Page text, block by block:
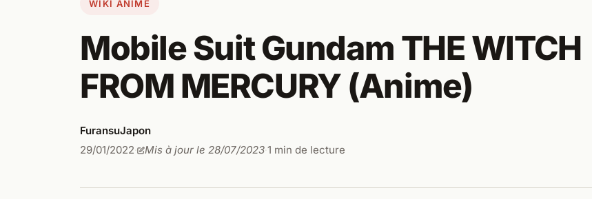
WIKI ANIME
Mobile Suit Gundam THE WITCH
FROM MERCURY (Anime)
FuransuJapon
29/01/2022· Mis à jour le 28/07/2023·1 min de lecture